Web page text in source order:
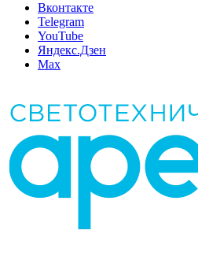
Вконтакте
Telegram
YouTube
Яндекс.Дзен
Max